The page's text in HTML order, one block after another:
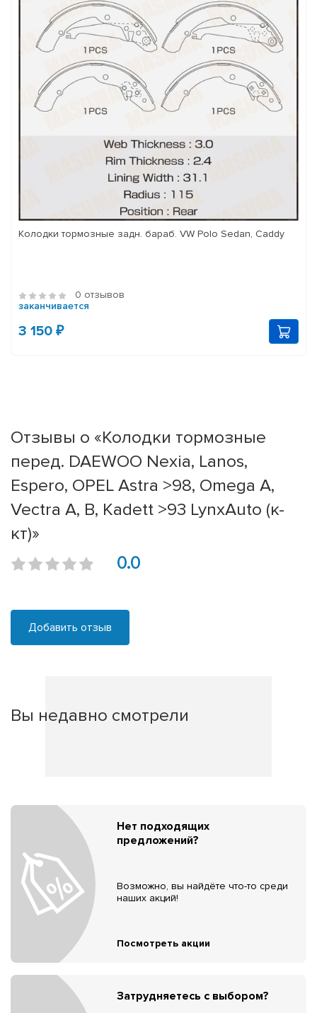
Колодки тормозные задн. бараб. VW Polo Sedan, Caddy
0 отзывов
заканчивается
3 150 ₽
Отзывы о «Колодки тормозные
перед. DAEWOO Nexia, Lanos,
Espero, OPEL Astra >98, Omega A,
Vectra A, B, Kadett >93 LynxAuto (к-
кт)»
0.0
Добавить отзыв
Вы недавно смотрели
Нет подходящих
предложений?
Возможно, вы найдёте что-то среди
наших акций!
Посмотреть акции
Затрудняетесь с выбором?